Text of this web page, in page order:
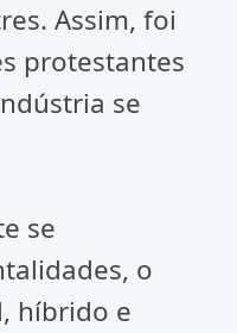
Assim, foi
protestantes
se
se
o
híbrido e